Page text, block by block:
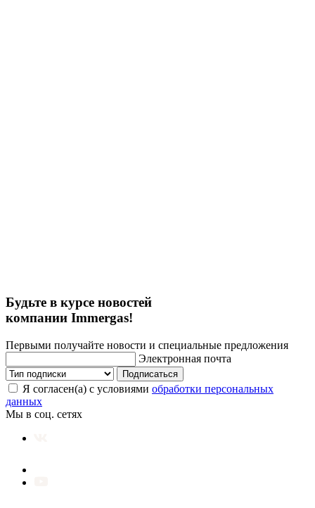
Будьте в курсе новостей
компании Immergas!
Первыми получайте новости и специальные предложения
Электронная почта
Подписаться
Я согласен(а) с условиями обработки персональных
данных
Мы в соц. сетях